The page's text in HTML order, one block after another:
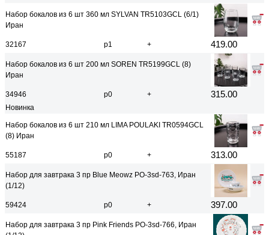
Набор бокалов из 6 шт 360 мл SYLVAN TR5103GCL (6/1)
Иран
32167 р1 + 419.00
Набор бокалов из 6 шт 200 мл SOREN TR5199GCL (8)
Иран
34946 р0 + 315.00
Новинка
Набор бокалов из 6 шт 210 мл LIMA POULAKI TR0594GCL
(8) Иран
55187 р0 + 313.00
Набор для завтрака 3 пр Blue Meowz PO-3sd-763, Иран
(1/12)
59424 р0 + 397.00
Набор для завтрака 3 пр Pink Friends PO-3sd-766, Иран